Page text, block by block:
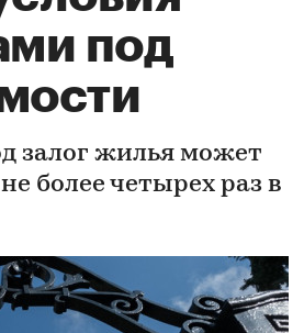
под
залог жилья может
более четырех раз в